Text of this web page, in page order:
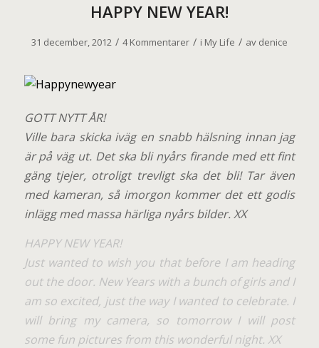
HAPPY NEW YEAR!
31 december, 2012 / 4 Kommentarer / i My Life / av denice
GOTT NYTT ÅR!
Ville bara skicka iväg en snabb hälsning innan jag
är på väg ut. Det ska bli nyårs firande med ett fint
gäng tjejer, otroligt trevligt ska det bli! Tar även
med kameran, så imorgon kommer det ett godis
inlägg med massa härliga nyårs bilder. XX
HAPPY NEW YEAR!
Just wanted to wish you that before I am heading
out the door. New Years with a bunch of girls and I
am so excited, just the way I wanted to celebrate. I
will bring my camera, so tomorrow I will post
some fun pictures from this wonderful night. XX